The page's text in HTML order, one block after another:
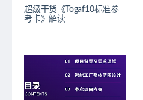
超级干货《Togaf10标准参
考卡》解读